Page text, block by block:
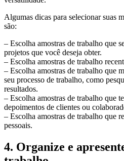
Algumas dicas para selecionar suas
são:
– Escolha amostras de trabalho que
projetos que você deseja obter.
– Escolha amostras de trabalho
– Escolha amostras de trabalho que
seu processo de trabalho, como
resultados.
– Escolha amostras de trabalho que
depoimentos de clientes ou
– Escolha amostras de trabalho que
pessoais.
4. Organize e